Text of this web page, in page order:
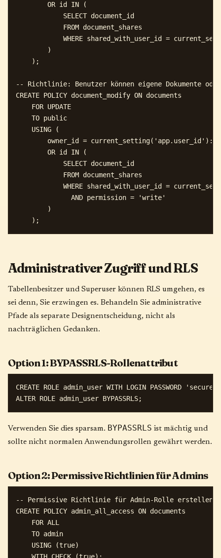
        OR id IN (
            SELECT document_id
            FROM document_shares
WHERE shared_with_user_id =
        )
    );
-- Richtlinie: Benutzer können eigene Dokumente
CREATE POLICY document_modify ON documents
    FOR UPDATE
    TO public
    USING (
owner_id =
        OR id IN (
            SELECT document_id
            FROM document_shares
WHERE shared_with_user_id =
              AND permission = 'write'
        )
Administrativer Zugriff und RLS
Tabellenbesitzer und Superuser können RLS umgehen, es
sei denn, Sie erzwingen es. Behandeln Sie administrative
Pfade als separate Designentscheidung, nicht als
nachträglichen Gedanken.
Option 1: BYPASSRLS-Rollenattribut
CREATE ROLE admin_user WITH LOGIN PASSWORD
Verwenden Sie dies sparsam. BYPASSRLS ist mächtig und
sollte nicht normalen Anwendungsrollen gewährt werden.
Option 2: Permissive Richtlinien für Admins
-- Permissive Richtlinie für Admin-Rolle erstellen
CREATE POLICY admin_all_access ON documents
    FOR ALL
    TO admin
    USING (true)